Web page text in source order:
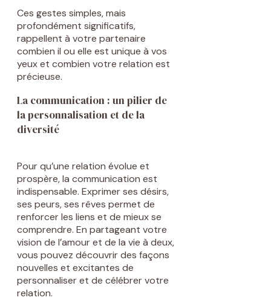
Ces gestes simples, mais
profondément significatifs,
rappellent à votre partenaire
combien il ou elle est unique à vos
yeux et combien votre relation est
précieuse.
La communication : un pilier de
la personnalisation et de la
diversité
Pour qu’une relation évolue et
prospère, la communication est
indispensable. Exprimer ses désirs,
ses peurs, ses rêves permet de
renforcer les liens et de mieux se
comprendre. En partageant votre
vision de l’amour et de la vie à deux,
vous pouvez découvrir des façons
nouvelles et excitantes de
personnaliser et de célébrer votre
relation.